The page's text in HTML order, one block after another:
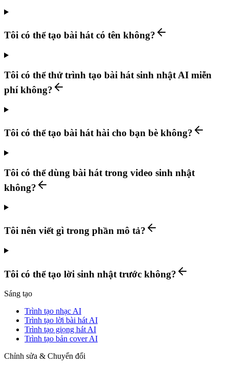
Tôi có thể tạo bài hát có tên không?
Tôi có thể thử trình tạo bài hát sinh nhật AI miễn
phí không?
Tôi có thể tạo bài hát hài cho bạn bè không?
Tôi có thể dùng bài hát trong video sinh nhật
không?
Tôi nên viết gì trong phần mô tả?
Tôi có thể tạo lời sinh nhật trước không?
Sáng tạo
Trình tạo nhạc AI
Trình tạo lời bài hát AI
Trình tạo giọng hát AI
Trình tạo bản cover AI
Chỉnh sửa & Chuyển đổi